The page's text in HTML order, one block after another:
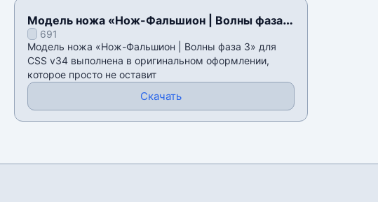
Модель ножа «Нож-Фальшион | Волны фаза
3» для CSS v34
691
Модель ножа «Нож-Фальшион | Волны фаза 3» для
CSS v34 выполнена в оригинальном оформлении,
которое просто не оставит
Скачать